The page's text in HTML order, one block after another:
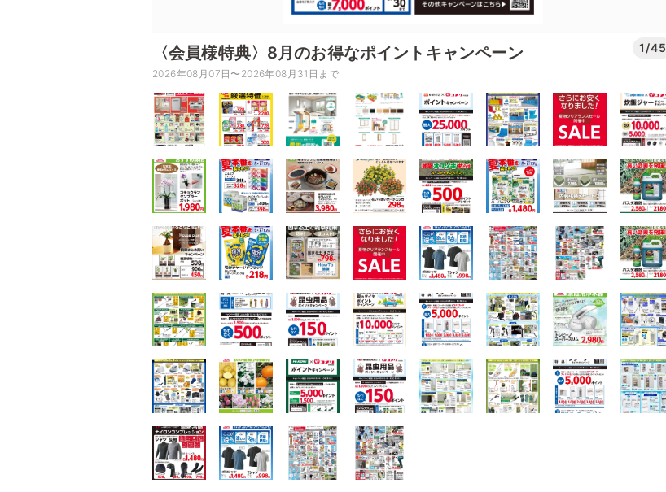
〈会員様特典〉8月のお得なポイントキャンペーン 1/45
2026年08月07日〜2026年08月31日まで